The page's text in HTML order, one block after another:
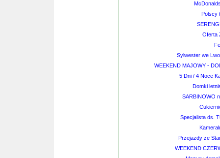
Polscy
Oferta
Sylwester we
WEEKEND MAJOWY -
5 Dni / 4 Noce
Domki
SARBINOWO
Specjalista ds.
Przejazdy ze
WEEKEND